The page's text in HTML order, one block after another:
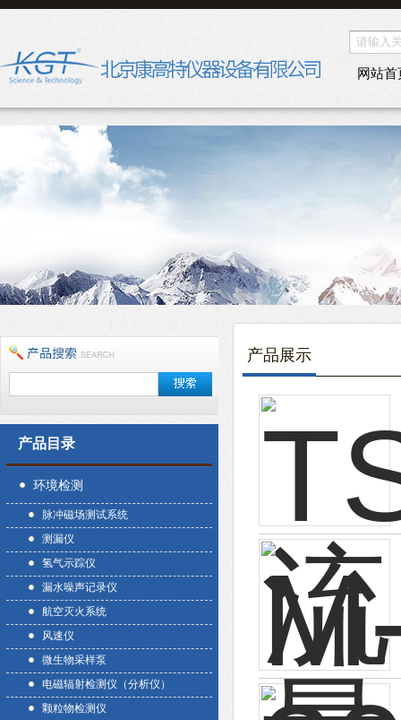
网站首
产品目录
环境检测
脉冲磁场测试系统
测漏仪
氢气示踪仪
漏水噪声记录仪
航空灭火系统
风速仪
微生物采样泵
电磁辐射检测仪（分析仪）
颗粒物检测仪
产品展示